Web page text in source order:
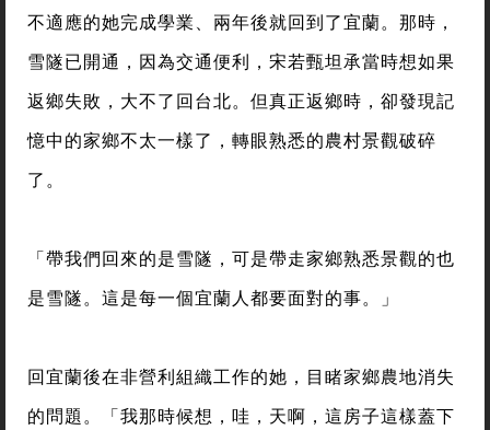
不適應的她完成學業、兩年後就回到了宜蘭。那時，
雪隧已開通，因為交通便利，宋若甄坦承當時想如果
返鄉失敗，大不了回台北。但真正返鄉時，卻發現記
憶中的家鄉不太一樣了，轉眼熟悉的農村景觀破碎
了。
「帶我們回來的是雪隧，可是帶走家鄉熟悉景觀的也
是雪隧。這是每一個宜蘭人都要面對的事。」
回宜蘭後在非營利組織工作的她，目睹家鄉農地消失
的問題。「我那時候想，哇，天啊，這房子這樣蓋下